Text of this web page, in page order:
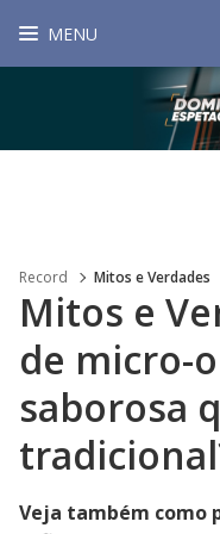
MENU
Record Mitos e Verdades
Mitos e
de micro-
saborosa
Veja também como